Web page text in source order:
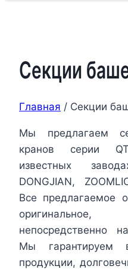
Секции
Главная / Секции
Мы предлагаем
кранов серии
известных
DONGJIAN,
Все предлагаемое
непосредственно
Мы гарантируем
продукции,